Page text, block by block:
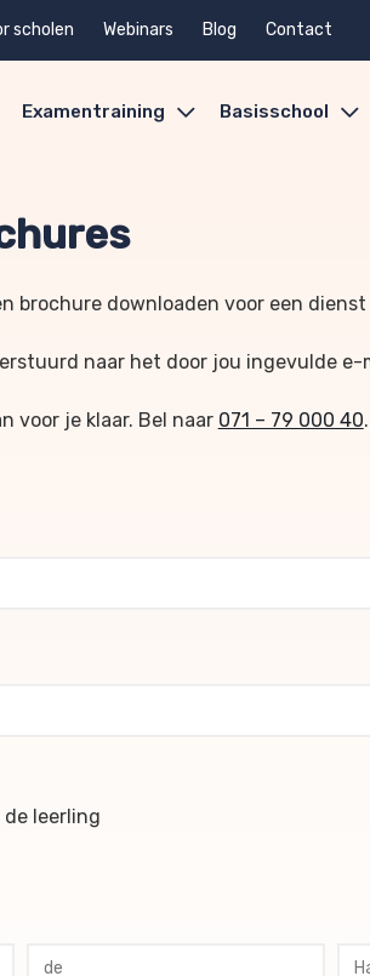
scholen Webinars Blog Contact
Examentraining Basisschool
brochure downloaden voor een dienst
naar het door jou ingevulde e-
voor je klaar. Bel naar 071 – 79 000 40
leerling